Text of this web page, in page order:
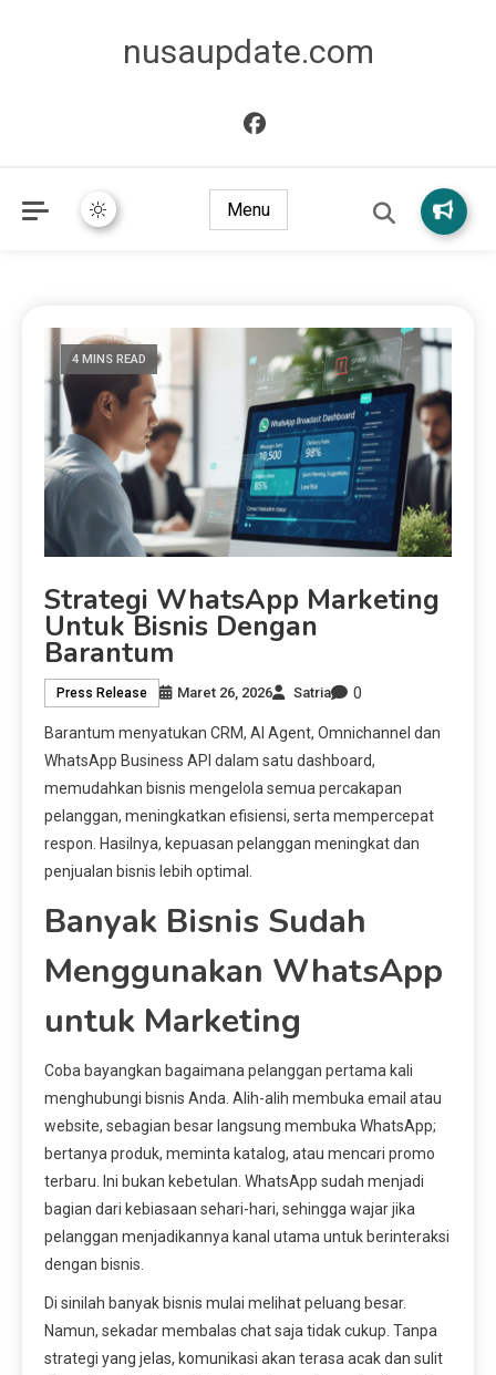
nusaupdate.com
Menu
4 MINS READ
Strategi WhatsApp Marketing
Untuk Bisnis Dengan
Barantum
Press Release Maret 26, 2026 Satria 0
Barantum menyatukan CRM, AI Agent, Omnichannel dan
WhatsApp Business API dalam satu dashboard,
memudahkan bisnis mengelola semua percakapan
pelanggan, meningkatkan efisiensi, serta mempercepat
respon. Hasilnya, kepuasan pelanggan meningkat dan
penjualan bisnis lebih optimal.
Banyak Bisnis Sudah
Menggunakan WhatsApp
untuk Marketing
Coba bayangkan bagaimana pelanggan pertama kali
menghubungi bisnis Anda. Alih-alih membuka email atau
website, sebagian besar langsung membuka WhatsApp;
bertanya produk, meminta katalog, atau mencari promo
terbaru. Ini bukan kebetulan. WhatsApp sudah menjadi
bagian dari kebiasaan sehari-hari, sehingga wajar jika
pelanggan menjadikannya kanal utama untuk berinteraksi
dengan bisnis.
Di sinilah banyak bisnis mulai melihat peluang besar.
Namun, sekadar membalas chat saja tidak cukup. Tanpa
strategi yang jelas, komunikasi akan terasa acak dan sulit